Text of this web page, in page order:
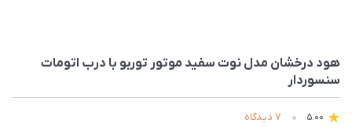
هود درخشان مدل نوت سفید موتور توربو با درب اتومات
سنسوردار
5.00 7 دیدگاه